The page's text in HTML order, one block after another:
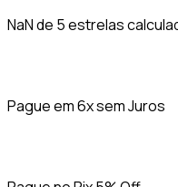
NaN de 5 estrelas
Pague em 6x sem Juros